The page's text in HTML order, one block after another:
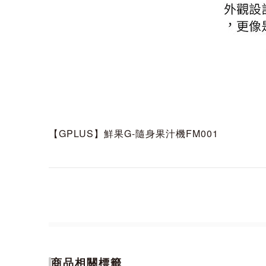
【GPLUS】鮮果G-隨身果汁機FM001
商品相關標籤